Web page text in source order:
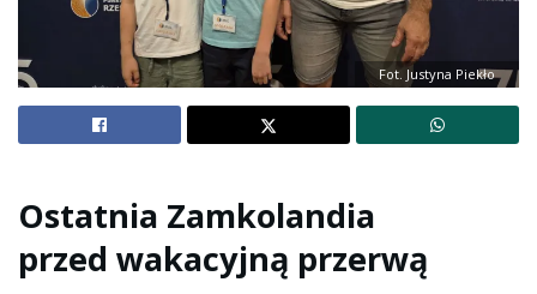
Fot. Justyna Piekło
Ostatnia Zamkolandia
przed wakacyjną przerwą